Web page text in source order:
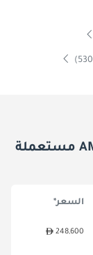
سعرالسيارات مرسيدس بنز AMG GT مستعملة
السعر*
248,600